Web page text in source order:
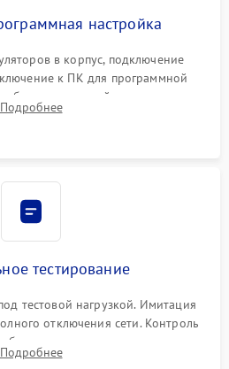
настройка
в корпус, подключение
к ПК для программной
батареи, настройки порогов
счетчиков старения АКБ.
Подробнее
тестирование
тестовой нагрузкой. Имитация
отключения сети. Контроль
температурного режима и
выходного сигнала.
Подробнее